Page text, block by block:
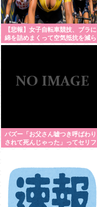
【悲報】女子自転車競技、ブラに
綿を詰めまくって空気抵抗を減ら
すチート技が発覚ｗｗｗ
パズー「お父さん嘘つき呼ばわり
されて死んじゃった」ってセリフ